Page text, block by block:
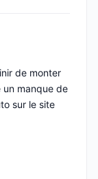
de monter
manque de
sur le site